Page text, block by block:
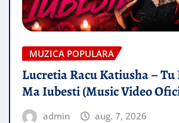
MUZICA POPULARA
Lucretia Racu Katiusha –
Ma Iubesti (Music Video
admin aug. 7, 2026